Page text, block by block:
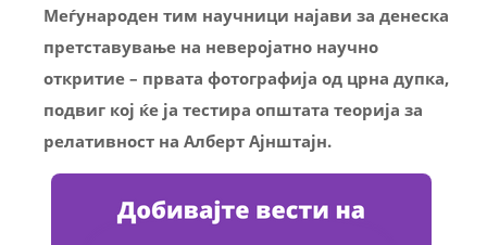
Меѓународен тим научници најави за денеска
претставување на неверојатно научно
откритие – првата фотографија од црна дупка,
подвиг кој ќе ја тестира општата теорија за
релативност на Алберт Ајнштајн.